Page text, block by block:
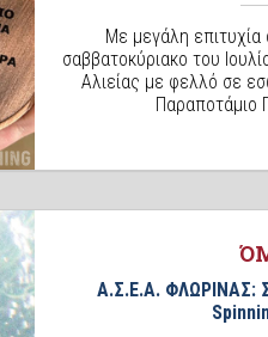
Με μεγάλη
σαββατοκύριακο του
Αλιείας με φελλό σε
Παραποτάμιο
Α.Σ.Ε.Α. ΦΛΩΡΙΝΑΣ: